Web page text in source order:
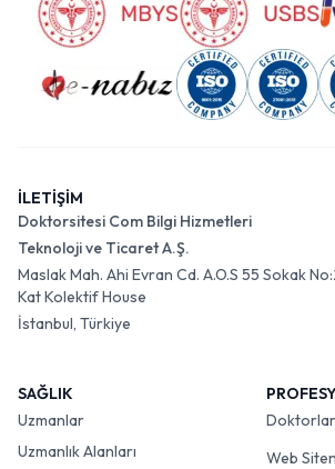
İLETİŞİM
Doktorsitesi Com Bilgi Hizmetleri
Teknoloji ve Ticaret A.Ş.
Maslak Mah. Ahi Evran Cd. A.O.S 55 Sokak
Kat Kolektif House
İstanbul, Türkiye
SAĞLIK
Uzmanlar
Uzmanlık Alanları
Web